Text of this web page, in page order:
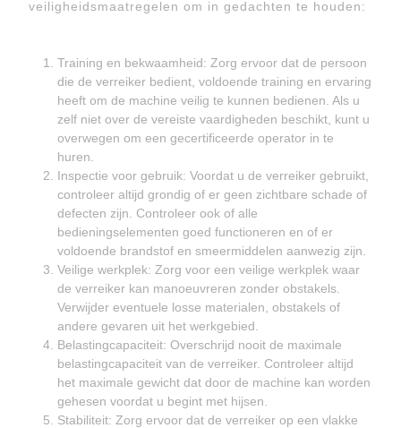
veiligheidsmaatregelen om in gedachten te houden:
Training en bekwaamheid: Zorg ervoor dat de persoon
die de verreiker bedient, voldoende training en ervaring
heeft om de machine veilig te kunnen bedienen. Als u
zelf niet over de vereiste vaardigheden beschikt, kunt u
overwegen om een gecertificeerde operator in te
huren.
Inspectie voor gebruik: Voordat u de verreiker gebruikt,
controleer altijd grondig of er geen zichtbare schade of
defecten zijn. Controleer ook of alle
bedieningselementen goed functioneren en of er
voldoende brandstof en smeermiddelen aanwezig zijn.
Veilige werkplek: Zorg voor een veilige werkplek waar
de verreiker kan manoeuvreren zonder obstakels.
Verwijder eventuele losse materialen, obstakels of
andere gevaren uit het werkgebied.
Belastingcapaciteit: Overschrijd nooit de maximale
belastingcapaciteit van de verreiker. Controleer altijd
het maximale gewicht dat door de machine kan worden
gehesen voordat u begint met hijsen.
Stabiliteit: Zorg ervoor dat de verreiker op een vlakke